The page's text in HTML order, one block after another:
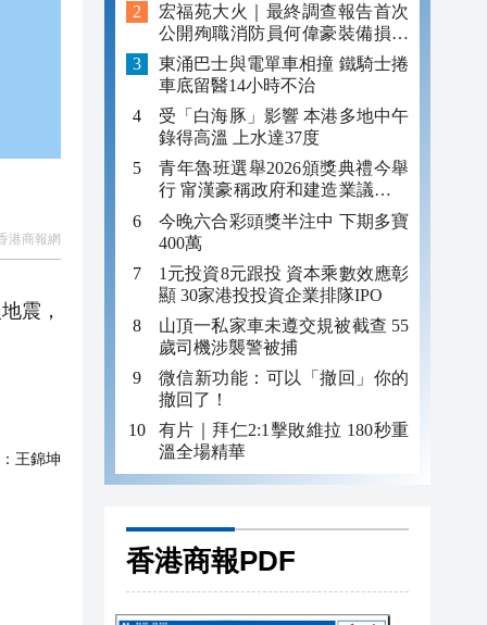
港商報網
震，
王錦坤
宏福苑大火｜最終調查報告首次
公開殉職消防員何偉豪裝備損毀
照片
東涌巴士與電單車相撞 鐵騎士捲
車底留醫14小時不治
受「白海豚」影響 本港多地中午
錄得高溫 上水達37度
青年魯班選舉2026頒獎典禮今舉
行 甯漢豪稱政府和建造業議會做
好培訓工作
今晚六合彩頭獎半注中 下期多寶
400萬
1元投資8元跟投 資本乘數效應彰
顯 30家港投投資企業排隊IPO
山頂一私家車未遵交規被截查 55
歲司機涉襲警被捕
微信新功能：可以「撤回」你的
撤回了！
有片｜拜仁2:1擊敗維拉 180秒重
溫全場精華
香港商報PDF